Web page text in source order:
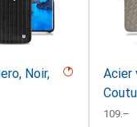
Noir,
Acier
CHF
109.–